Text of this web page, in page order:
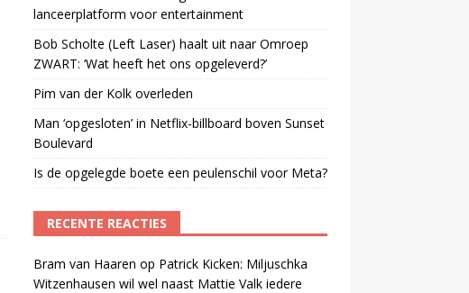
lanceerplatform voor entertainment
Bob Scholte (Left Laser) haalt uit naar Omroep
ZWART: ‘Wat heeft het ons opgeleverd?’
Pim van der Kolk overleden
Man ‘opgesloten’ in Netflix-billboard boven Sunset
Boulevard
Is de opgelegde boete een peulenschil voor Meta?
RECENTE REACTIES
Bram van Haaren op Patrick Kicken: Miljuschka
Witzenhausen wil wel naast Mattie Valk iedere